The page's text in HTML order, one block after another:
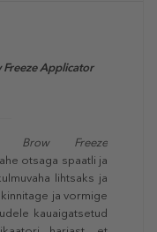
Freeze Applicator
Brow Freeze
otsaga spaatli ja
lihtsaks ja
ja vormige
kauaigatsetud